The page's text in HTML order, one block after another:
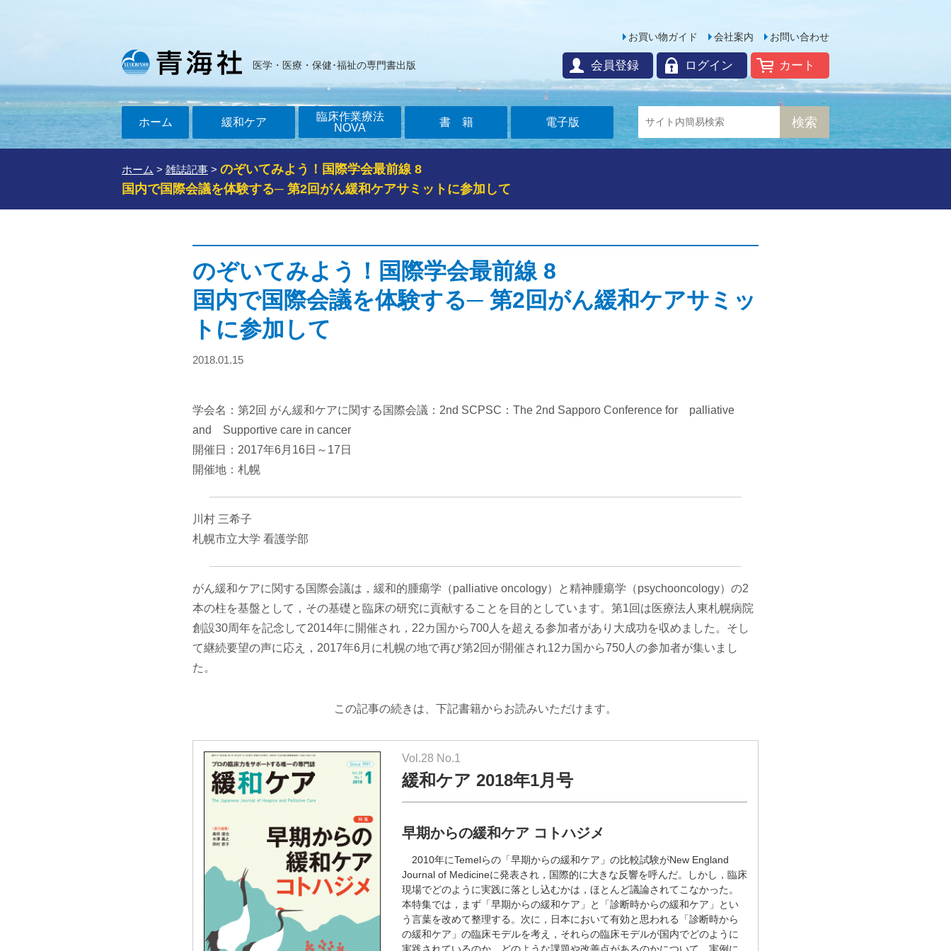
医学・医療・保健･福祉の専門書出版
お問い合わせ
会社案内
お買い物ガイド
カート
ログイン
会員登録
ホーム 緩和ケア
臨床作業療法
NOVA
書籍 電子版
ホーム > 雑誌記事 > のぞいてみよう！国際学会最前線 8
国内で国際会議を体験する─ 第2回がん緩和ケアサミットに参加して
のぞいてみよう！国際学会最前線 8
国内で国際会議を体験する─ 第2回がん緩和ケアサミッ
トに参加して
2018.01.15
学会名：第2回 がん緩和ケアに関する国際会議：2nd SCPSC：The 2nd Sapporo Conference for palliative
and Supportive care in cancer
開催日：2017年6月16日～17日
開催地：札幌
川村 三希子
札幌市立大学 看護学部
がん緩和ケアに関する国際会議は，緩和的腫瘍学（palliative oncology）と精神腫瘍学（psychooncology）の2
本の柱を基盤として，その基礎と臨床の研究に貢献することを目的としています。第1回は医療法人東札幌病院
創設30周年を記念して2014年に開催され，22カ国から700人を超える参加者があり大成功を収めました。そし
て継続要望の声に応え，2017年6月に札幌の地で再び第2回が開催され12カ国から750人の参加者が集いまし
た。
この記事の続きは、下記書籍からお読みいただけます。
Vol.28 No.1
緩和ケア 2018年1月号
早期からの緩和ケア コトハジメ
2010年にTemelらの「早期からの緩和ケア」の比較試験がNew England
Journal of Medicineに発表され，国際的に大きな反響を呼んだ。しかし，臨床
現場でどのように実践に落とし込むかは，ほとんど議論されてこなかった。
本特集では，まず「早期からの緩和ケア」と「診断時からの緩和ケア」とい
う言葉を改めて整理する。次に，日本において有効と思われる「診断時から
の緩和ケア」の臨床モデルを考え，それらの臨床モデルが国内でどのように